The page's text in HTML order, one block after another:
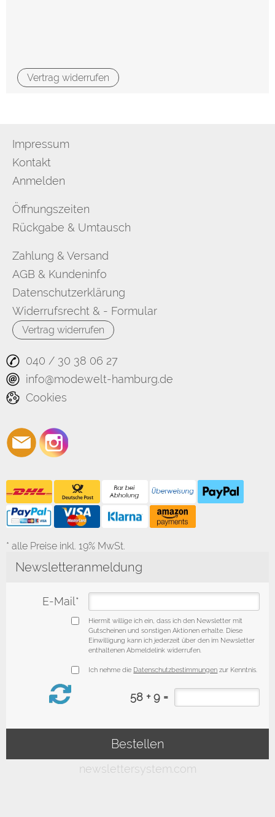
Vertrag widerrufen
Impressum
Kontakt
Anmelden
Öffnungszeiten
Rückgabe & Umtausch
Zahlung & Versand
AGB & Kundeninfo
Datenschutzerklärung
Widerrufsrecht & - Formular
Vertrag widerrufen
040 / 30 38 06 27
info@modewelt-hamburg.de
Cookies
* alle Preise inkl. 19% MwSt.